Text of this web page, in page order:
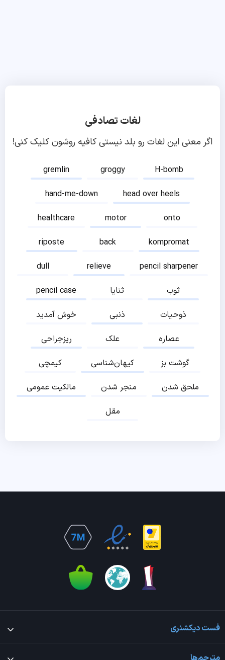
لغات تصادفی
اگر معنی این لغات رو بلد نیستی کافیه روشون کلیک کنی!
gremlin groggy
H-bomb
hand-me-down
head over heels
healthcare
motor
onto
riposte
back
kompromat
dull
relieve
pencil sharpener
pencil case
ثنایا
ثوب
خوش آمدید
ذنبی
ذوحیات
ریزجراحی
علک
عصاره
کیمچی
کیهان‌شناسی
گوشت بز
مالکیت عمومی
منجر شدن
ملحق شدن
مقل
فست دیکشنری